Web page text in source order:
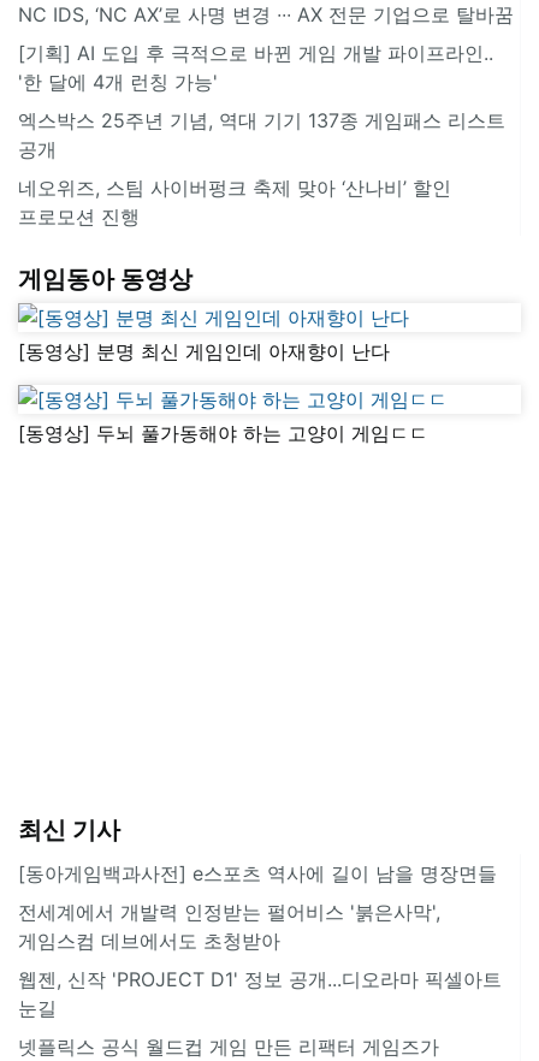
NC IDS, ‘NC AX’로 사명 변경 ∙∙∙ AX 전문 기업으로 탈바꿈
[기획] AI 도입 후 극적으로 바뀐 게임 개발 파이프라인..
'한 달에 4개 런칭 가능'
엑스박스 25주년 기념, 역대 기기 137종 게임패스 리스트
공개
네오위즈, 스팀 사이버펑크 축제 맞아 ‘산나비’ 할인
프로모션 진행
게임동아 동영상
[동영상] 분명 최신 게임인데 아재향이 난다
[동영상] 두뇌 풀가동해야 하는 고양이 게임ㄷㄷ
최신 기사
[동아게임백과사전] e스포츠 역사에 길이 남을 명장면들
전세계에서 개발력 인정받는 펄어비스 '붉은사막',
게임스컴 데브에서도 초청받아
웹젠, 신작 'PROJECT D1' 정보 공개...디오라마 픽셀아트
눈길
넷플릭스 공식 월드컵 게임 만든 리팩터 게임즈가